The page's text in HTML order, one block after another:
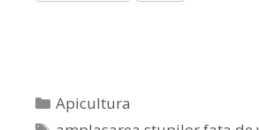
Apicultura